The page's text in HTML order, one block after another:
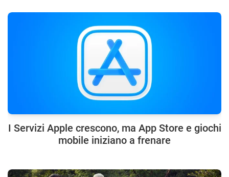
I Servizi Apple crescono, ma App Store e giochi
mobile iniziano a frenare